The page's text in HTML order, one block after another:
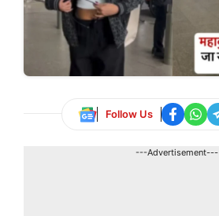
Follow Us
---Advertisement---